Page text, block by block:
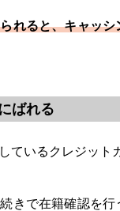
れると、キャッ
ばれる
ているクレジッ
きで在籍確認を